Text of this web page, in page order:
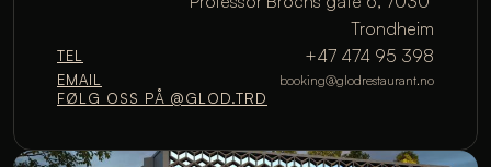
Trondheim
TEL +47 474 95 398
EMAIL booking@glodrestaurant.no
FØLG OSS PÅ @GLOD.TRD